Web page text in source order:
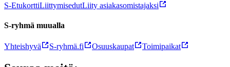
S-EtukorttiLiittymisedutLiity asiakasomistajaksi
S-ryhmä muualla
Yhteishyvä S-ryhmä.fi Osuuskaupat Toimipaikat